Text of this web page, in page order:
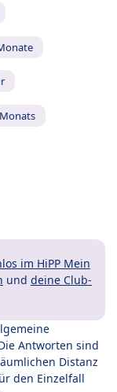
im HiPP Mein
und deine Club-
Antworten sind
Distanz
den Einzelfall